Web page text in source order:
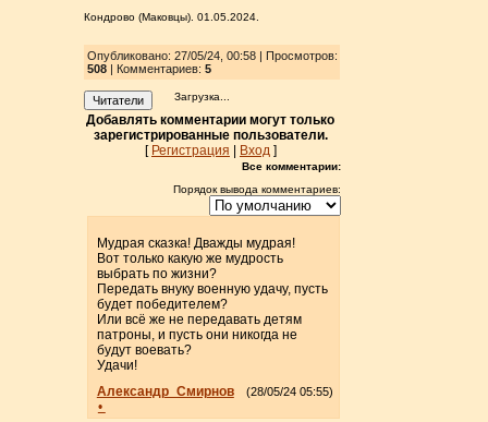
Кондрово (Маковцы). 01.05.2024.
Опубликовано: 27/05/24, 00:58 | Просмотров:
508| Комментариев: 5
Читатели Загрузка...
Добавлять комментарии могут только
зарегистрированные пользователи.
[ Регистрация Вход]
Все комментарии:
Порядок вывода комментариев:
Мудрая сказка! Дважды мудрая!
Вот только какую же мудрость
выбрать по жизни?
Передать внуку военную удачу, пусть
будет победителем?
Или всё же не передавать детям
патроны, и пусть они никогда не
будут воевать?
Удачи!
Александр_Смирнов
(28/05/24 05:55)
•